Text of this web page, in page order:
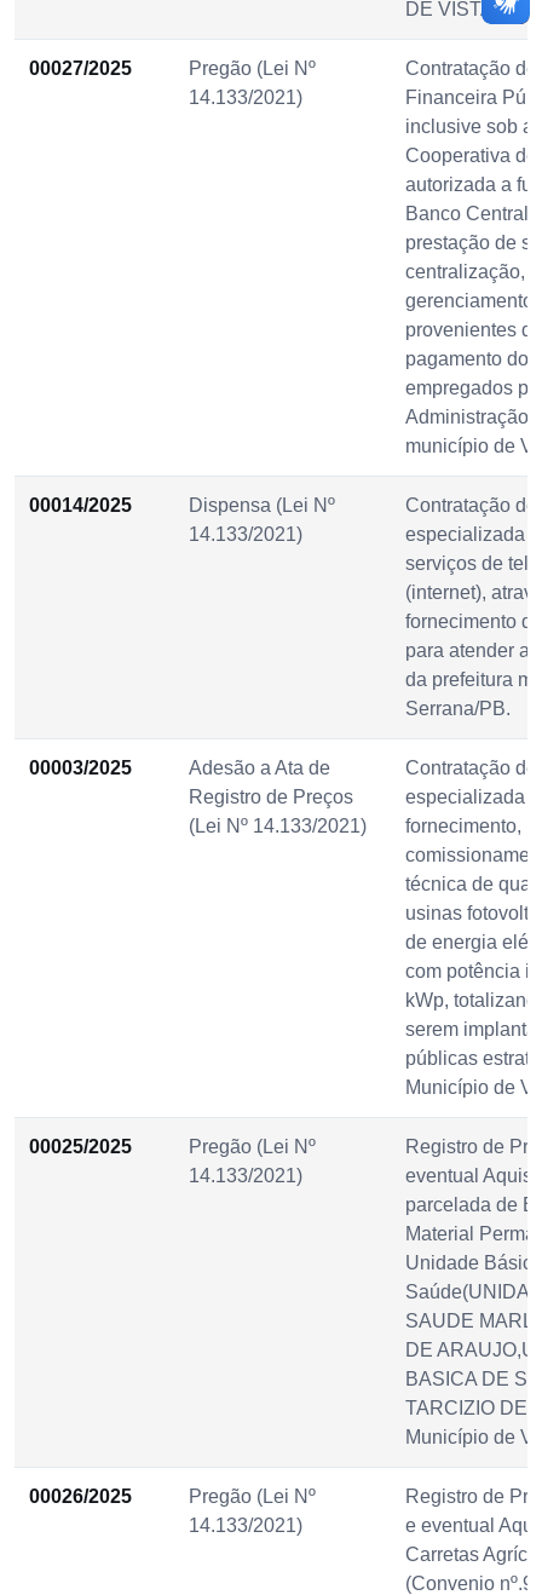
DE VISTA
00027/2025
Pregão (Lei Nº
14.133/2021)
Contratação
Financeira
inclusive sob a
Cooperativa de
autorizada a
Banco Central
prestação de
centralização,
gerenciamento
provenientes
pagamento
empregados
Administração
município de
00014/2025
Dispensa (Lei Nº
14.133/2021)
Contratação
especializada
serviços de
(internet),
fornecimento
para atender
da prefeitura
Serrana/PB.
00003/2025
Adesão a Ata de
Registro de Preços
(Lei Nº 14.133/2021)
Contratação de
especializada
fornecimento,
técnica de
usinas
de energia
com potência
kWp,
serem
públicas
Município de
00025/2025
Pregão (Lei Nº
14.133/2021)
Registro de
eventual
parcelada de
Material
Unidade
SAUDE
DE
BASICA DE
TARCIZIO DE
Município de
00026/2025
Pregão (Lei Nº
14.133/2021)
Registro de
e eventual
Carretas
(Convenio